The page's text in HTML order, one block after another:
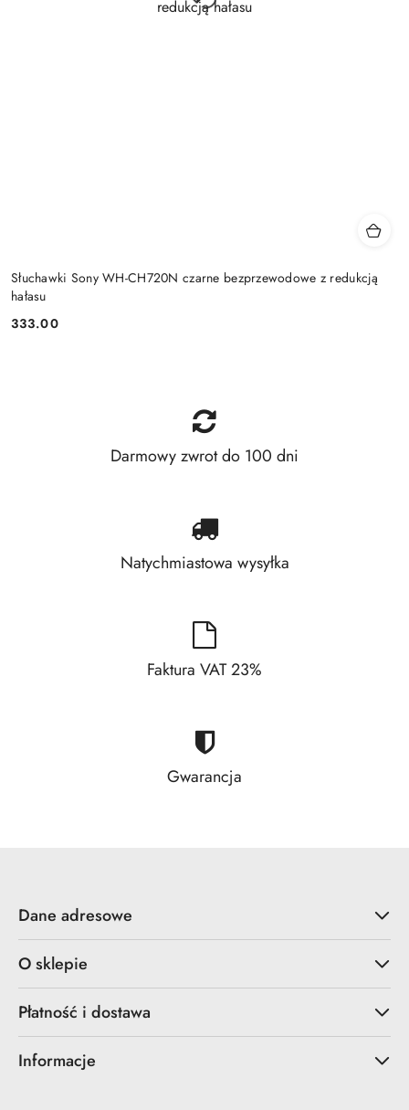
Słuchawki Sony WH-CH720N czarne bezprzewodowe z redukcją
hałasu
Cena:
333.00
Darmowy zwrot do 100 dni
Natychmiastowa wysyłka
Faktura VAT 23%
Gwarancja
Dane adresowe
O sklepie
Płatność i dostawa
Informacje